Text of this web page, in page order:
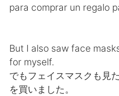
Español العربية
日本語
Русский
para comprar un regalo
But I also saw face
for myself.
でもフェイスマスクも見
を買いました。